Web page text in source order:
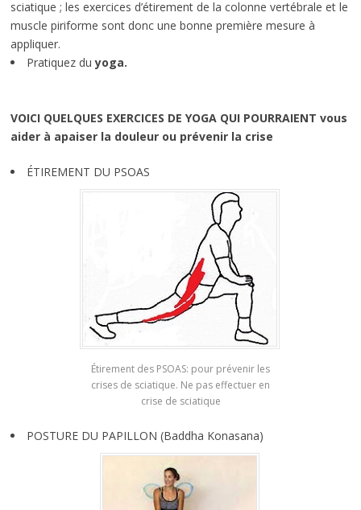
sciatique ; les exercices d’étirement de la colonne vertébrale et le
muscle piriforme sont donc une bonne première mesure à
appliquer.
Pratiquez duyoga.
VOICI QUELQUES EXERCICES DE YOGA QUI POURRAIENT vous
aider à apaiser la douleur ou prévenir la crise
ÉTIREMENT DU PSOAS
Étirement des PSOAS: pour prévenir les
crises de sciatique. Ne pas effectuer en
crise de sciatique
POSTURE DU PAPILLON (Baddha Konasana)